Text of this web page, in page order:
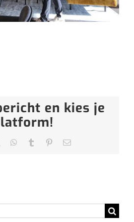
en kies je
WhatsApp
Tumblr Pinterest
E-